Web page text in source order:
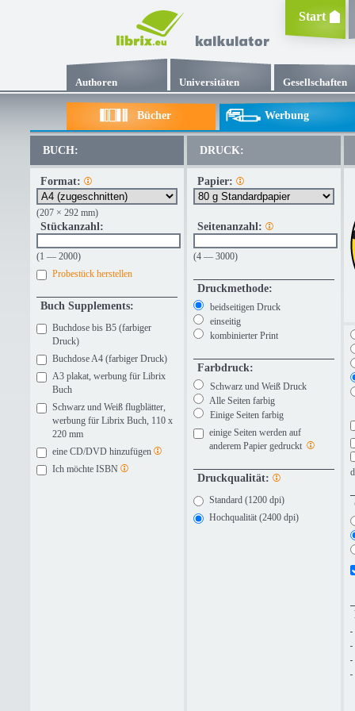
Start
Authoren Universitäten Gesellschaften
Bücher Werbung
BUCH: DRUCK:
Format:
(207 × 292 mm)
Stückanzahl:
(1 — 2000)
Probestück herstellen
Buch Supplements:
Buchdose bis B5 (farbiger
Druck)
Buchdose A4 (farbiger Druck)
A3 plakat, werbung für Librix
Buch
Schwarz und Weiß flugblätter,
werbung für Librix Buch, 110 x
220 mm
eine CD/DVD hinzufügen
Ich möchte ISBN
Papier:
Seitenanzahl:
(4 — 3000)
Druckmethode:
beidseitigen Druck
einseitig
kombinierter Print
Farbdruck:
Schwarz und Weiß Druck
Alle Seiten farbig
Einige Seiten farbig
einige Seiten werden auf
anderem Papier gedruckt
Druckqualität:
Standard (1200 dpi)
Hochqualität (2400 dpi)